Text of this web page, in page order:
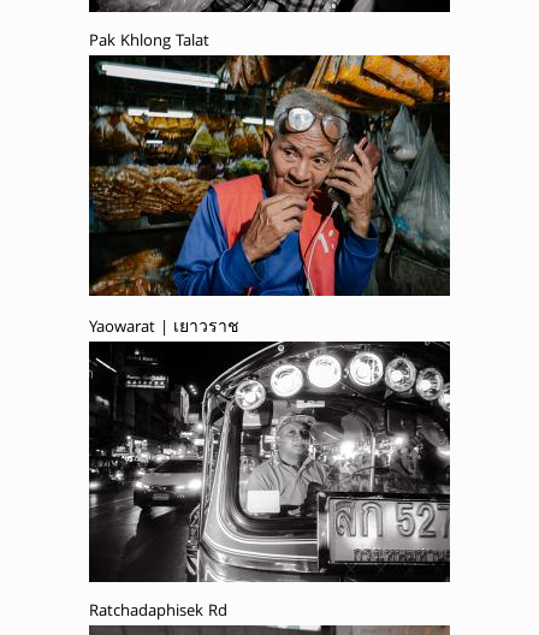
Pak Khlong Talat
Yaowarat | เยาวราช
Ratchadaphisek Rd